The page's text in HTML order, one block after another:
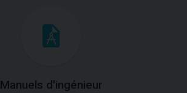
Manuels d'ingénieur